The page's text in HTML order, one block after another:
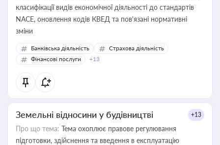
класифікації видів економічної діяльності до стандартів
NACE, оновлення кодів КВЕД та пов'язані нормативні
зміни
Банківська діяльність
Страхова діяльність
Фінансові послуги
+13
Земельні відносини у будівництві +13
Про що тема: Тема охоплює правове регулювання
підготовки, здійснення та введення в експлуатацію